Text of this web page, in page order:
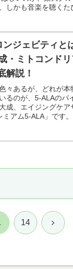
しかも音楽を聴くた
ンジェビティと
・ミトコンド
解説！
々あるが、どれが
るのが、5-ALAのパ
成、エイジングケア
アム5-ALA」です。
14 次